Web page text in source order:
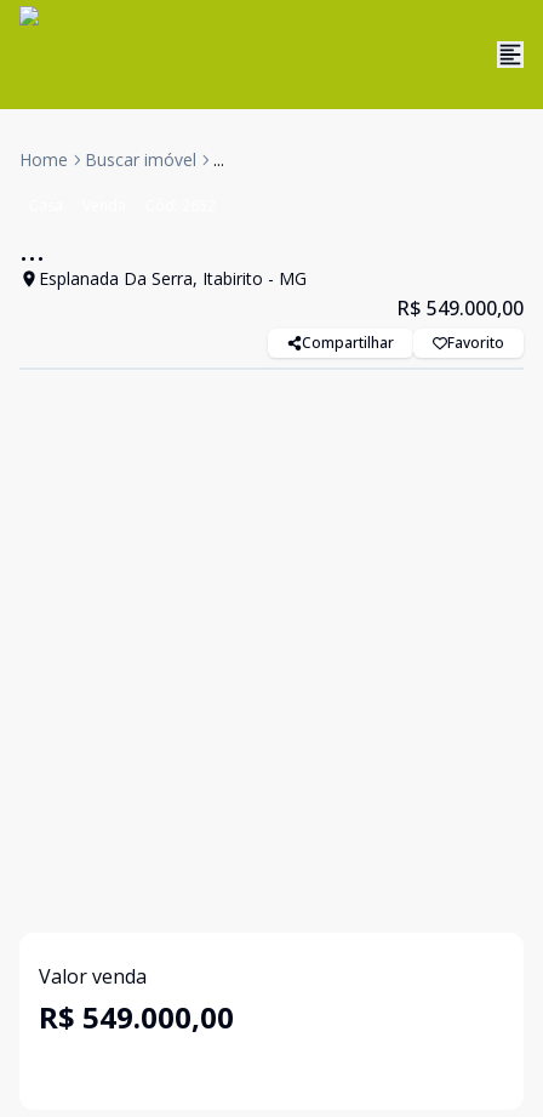
Home Buscar imóvel ...
...
Esplanada Da Serra, Itabirito - MG
R$ 549.000,00
Compartilhar Favorito
Valor venda
R$ 549.000,00